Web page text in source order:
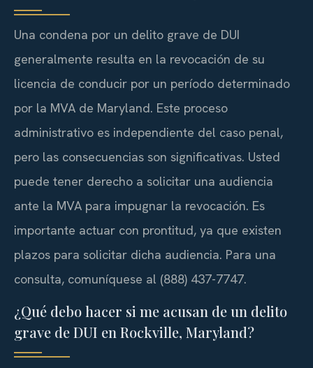
Una condena por un delito grave de DUI
generalmente resulta en la revocación de su
licencia de conducir por un período determinado
por la MVA de Maryland. Este proceso
administrativo es independiente del caso penal,
pero las consecuencias son significativas. Usted
puede tener derecho a solicitar una audiencia
ante la MVA para impugnar la revocación. Es
importante actuar con prontitud, ya que existen
plazos para solicitar dicha audiencia. Para una
consulta, comuníquese al (888) 437-7747.
¿Qué debo hacer si me acusan de un delito
grave de DUI en Rockville, Maryland?